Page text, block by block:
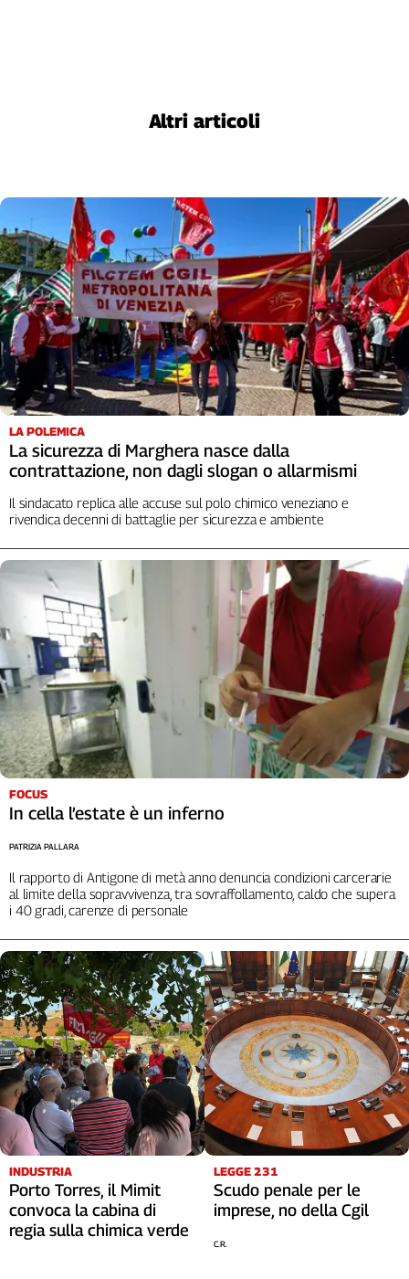
Newsletter
Social
Altri articoli
LA POLEMICA
La sicurezza di Marghera nasce dalla
contrattazione, non dagli slogan o allarmismi
Il sindacato replica alle accuse sul polo chimico veneziano e
rivendica decenni di battaglie per sicurezza e ambiente
FOCUS
In cella l’estate è un inferno
Il rapporto di Antigone di metà anno denuncia condizioni carcerarie
al limite della sopravvivenza, tra sovraffollamento, caldo che supera
i 40 gradi, carenze di personale
PATRIZIA PALLARA
INDUSTRIA
Porto Torres, il Mimit
convoca la cabina di
regia sulla chimica verde
LEGGE 231
Scudo penale per le
imprese, no della Cgil
C.R.